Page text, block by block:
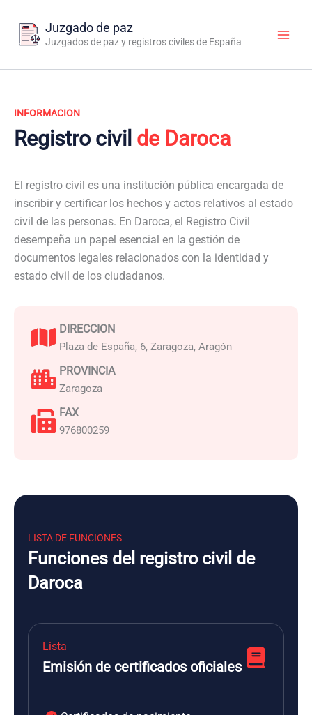
contenido
Juzgado de paz
Juzgados de paz y registros civiles de España
INFORMACION
Registro civil de Daroca
El registro civil es una institución pública encargada de
inscribir y certificar los hechos y actos relativos al estado
civil de las personas. En Daroca, el Registro Civil
desempeña un papel esencial en la gestión de
documentos legales relacionados con la identidad y
estado civil de los ciudadanos.
DIRECCION
Plaza de España, 6, Zaragoza, Aragón
PROVINCIA
Zaragoza
FAX
976800259
LISTA DE FUNCIONES
Funciones del registro civil de
Daroca
Lista
Emisión de certificados oficiales